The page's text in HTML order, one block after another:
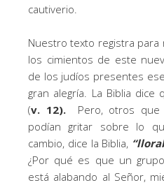
cautiverio.
Nuestro texto registra para
los cimientos de este
de los judíos presentes
gran alegría. La Biblia dice
(v. 12).Pero, otros que
podían gritar sobre lo
cambio, dice la Biblia,
¿Por qué es que un
está alabando al Señor,